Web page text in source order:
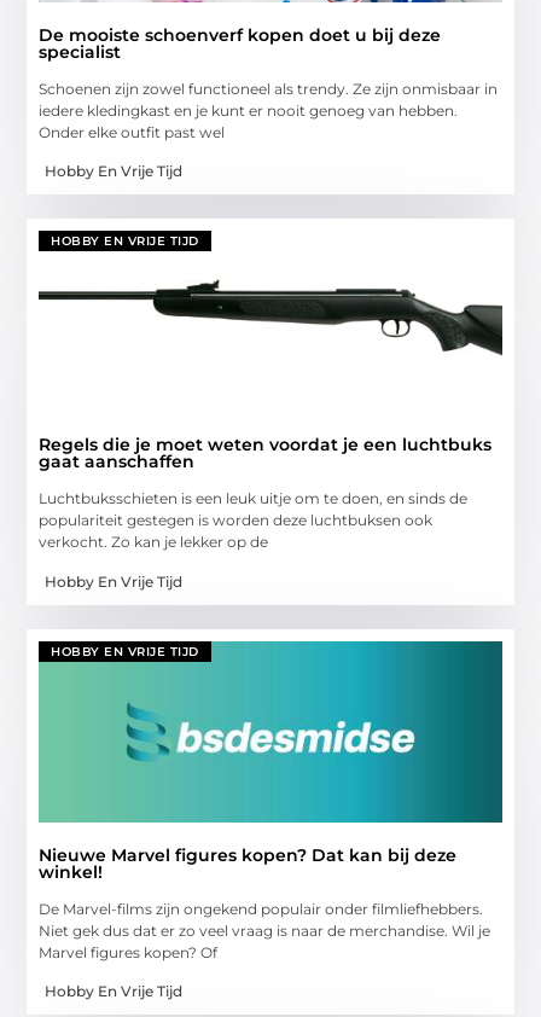
De mooiste schoenverf kopen doet u bij deze
specialist
Schoenen zijn zowel functioneel als trendy. Ze zijn onmisbaar in
iedere kledingkast en je kunt er nooit genoeg van hebben.
Onder elke outfit past wel
Hobby En Vrije Tijd
HOBBY EN VRIJE TIJD
Regels die je moet weten voordat je een luchtbuks
gaat aanschaffen
Luchtbuksschieten is een leuk uitje om te doen, en sinds de
populariteit gestegen is worden deze luchtbuksen ook
verkocht. Zo kan je lekker op de
Hobby En Vrije Tijd
HOBBY EN VRIJE TIJD
Nieuwe Marvel figures kopen? Dat kan bij deze
winkel!
De Marvel-films zijn ongekend populair onder filmliefhebbers.
Niet gek dus dat er zo veel vraag is naar de merchandise. Wil je
Marvel figures kopen? Of
Hobby En Vrije Tijd